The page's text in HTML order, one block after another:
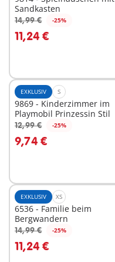
Sandkasten
14,99 € -25%
11,24 €
In den Warenkorb
EXKLUSIV S
9869 - Kinderzimmer im
Playmobil Prinzessin Stil
12,99 € -25%
9,74 €
In den Warenkorb
EXKLUSIV XS
6536 - Familie beim
Bergwandern
14,99 € -25%
11,24 €
In den Warenkorb